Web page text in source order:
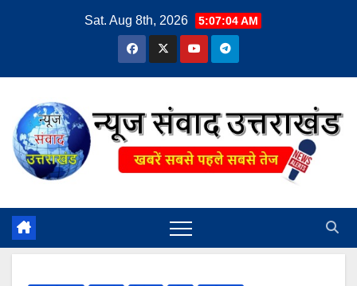
Sat. Aug 8th, 2026 5:07:04 AM